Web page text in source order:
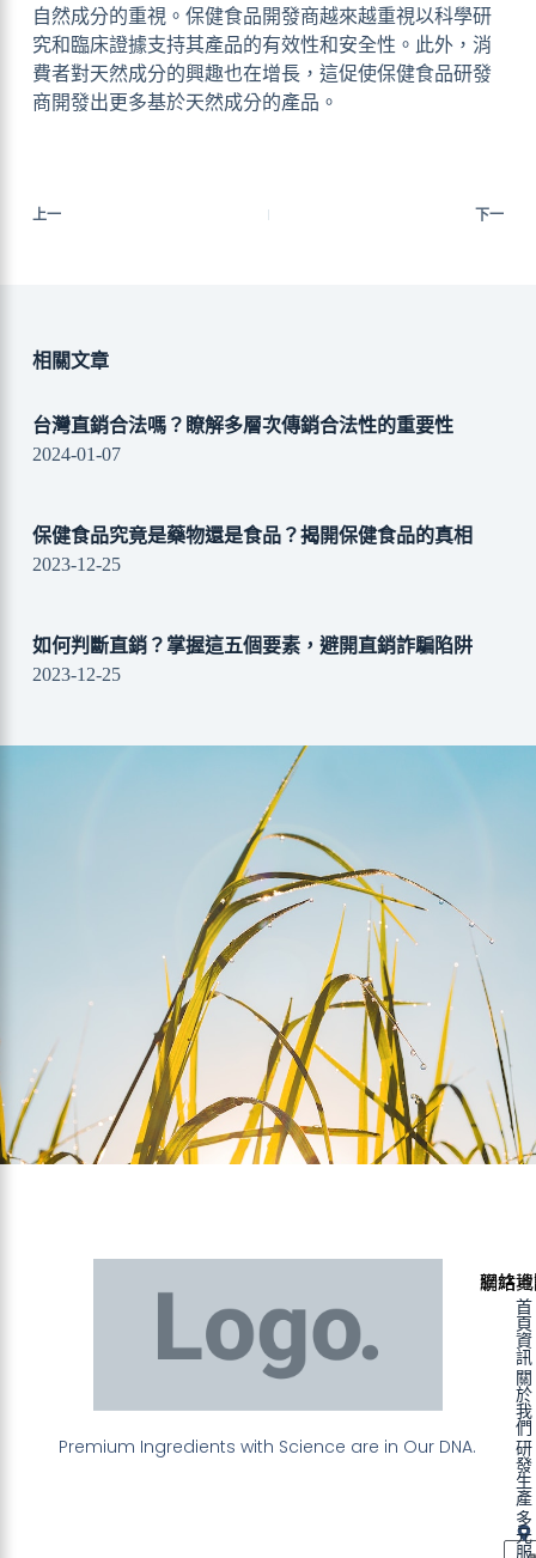
自然成分的重視。保健食品開發商越來越重視以科學研
究和臨床證據支持其產品的有效性和安全性。此外，消
費者對天然成分的興趣也在增長，這促使保健食品研發
商開發出更多基於天然成分的產品。
上一 下一
相關文章
台灣直銷合法嗎？瞭解多層次傳銷合法性的重要性
2024-01-07
保健食品究竟是藥物還是食品？揭開保健食品的真相
2023-12-25
如何判斷直銷？掌握這五個要素，避開直銷詐騙陷阱
2023-12-25
Premium Ingredients with Science are in Our DNA.
聯絡
網站
首
頁
資
訊
關
於
我
們
研
發
生
產
多
元
服